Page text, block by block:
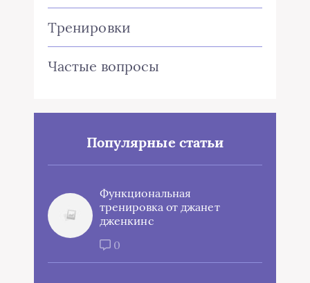
Тренировки
Частые вопросы
Популярные статьи
Функциональная
тренировка от джанет
дженкинс
0